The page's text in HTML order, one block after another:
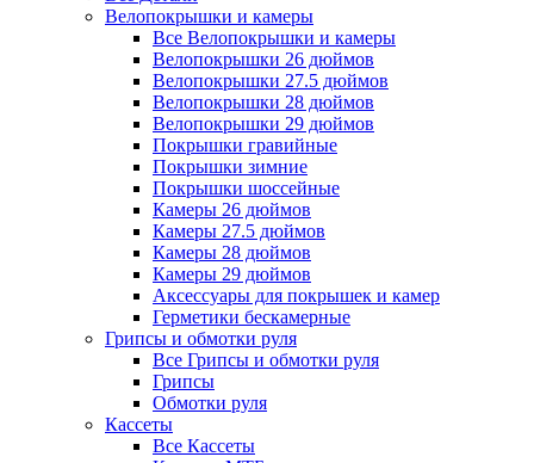
Велопокрышки и камеры
Все Велопокрышки и камеры
Велопокрышки 26 дюймов
Велопокрышки 27.5 дюймов
Велопокрышки 28 дюймов
Велопокрышки 29 дюймов
Покрышки гравийные
Покрышки зимние
Покрышки шоссейные
Камеры 26 дюймов
Камеры 27.5 дюймов
Камеры 28 дюймов
Камеры 29 дюймов
Аксессуары для покрышек и камер
Герметики бескамерные
Грипсы и обмотки руля
Все Грипсы и обмотки руля
Грипсы
Обмотки руля
Кассеты
Все Кассеты